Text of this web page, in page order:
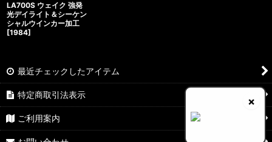
×
LA700S ウェイク 強発
光デイライト＆シーケン
シャルウインカー加工
[1984]
最近チェックしたアイテム
特定商取引法表示
ご利用案内